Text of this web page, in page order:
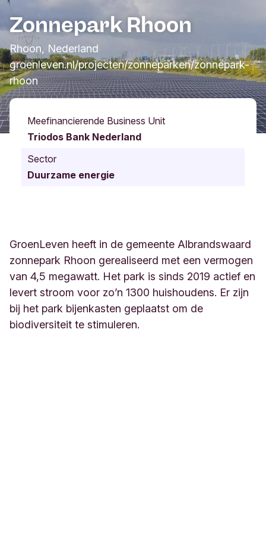
Zonnepark Rhoon
Rhoon, Nederland
groenleven.nl/projecten/zonneparken/zonnepark-
rhoon
Meefinancierende Business Unit
Triodos Bank Nederland
Sector
Duurzame energie
GroenLeven heeft in de gemeente Albrandswaard
zonnepark Rhoon gerealiseerd met een vermogen
van 4,5 megawatt. Het park is sinds 2019 actief en
levert stroom voor zo’n 1300 huishoudens. Er zijn
bij het park bijenkasten geplaatst om de
biodiversiteit te stimuleren.